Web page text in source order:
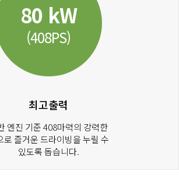
80 kW
(408PS)
최고출력
엔진 기준 408마력의 강력한
로 즐거운 드라이빙을 누릴 수
있도록 돕습니다.